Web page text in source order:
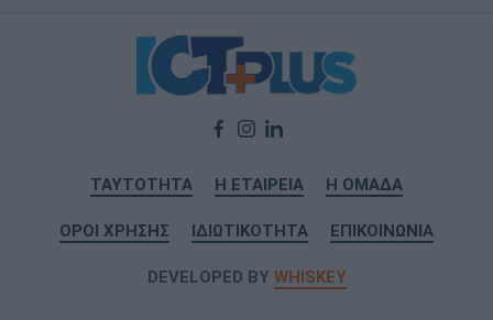
ΤΑΥΤΟΤΗΤΑ Η ΕΤΑΙΡΕΙΑ Η ΟΜΑΔΑ
ΟΡΟΙ ΧΡΗΣΗΣ ΙΔΙΩΤΙΚΟΤΗΤΑ ΕΠΙΚΟΙΝΩΝΙΑ
DEVELOPED BY WHISKEY